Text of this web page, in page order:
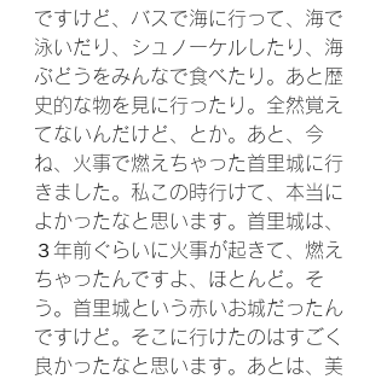
ですけど、バスで海に行って、海で
泳いだり、シュノーケルしたり、海
ぶどうをみんなで食べたり。あと歴
史的な物を見に行ったり。全然覚え
てないんだけど、とか。あと、今
ね、火事で燃えちゃった首里城に行
きました。私この時行けて、本当に
よかったなと思います。首里城は、
３年前ぐらいに火事が起きて、燃え
ちゃったんですよ、ほとんど。そ
う。首里城という赤いお城だったん
ですけど。そこに行けたのはすごく
良かったなと思います。あとは、美